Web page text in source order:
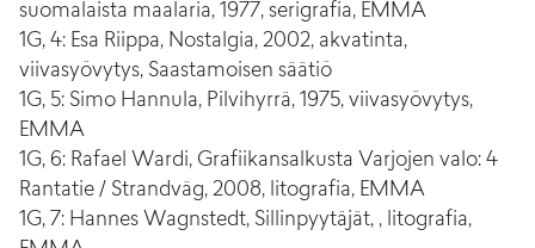
suomalaista maalaria, 1977, serigrafia, EMMA
1G, 4: Esa Riippa, Nostalgia, 2002, akvatinta,
viivasyövytys, Saastamoisen säätiö
1G, 5: Simo Hannula, Pilvihyrrä, 1975, viivasyövytys,
EMMA
1G, 6: Rafael Wardi, Grafiikansalkusta Varjojen valo: 4
Rantatie / Strandväg, 2008, litografia, EMMA
1G, 7: Hannes Wagnstedt, Sillinpyytäjät, , litografia,